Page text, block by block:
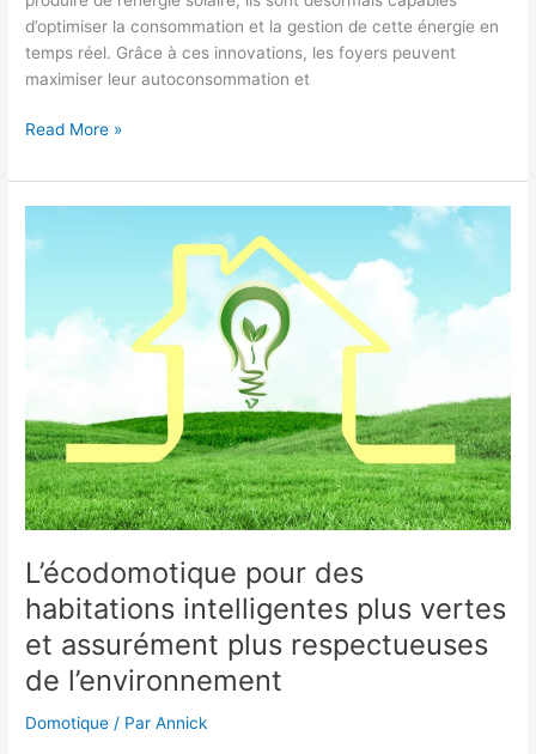
d’optimiser la consommation et la gestion de cette énergie en
temps réel. Grâce à ces innovations, les foyers peuvent
maximiser leur autoconsommation et
Les
solaires
intelligents
tendance
dans
la
domotique
photovoltaïque
Read More »
L’écodomotique pour des
habitations intelligentes plus vertes
et assurément plus respectueuses
de l’environnement
Domotique / ParAnnick